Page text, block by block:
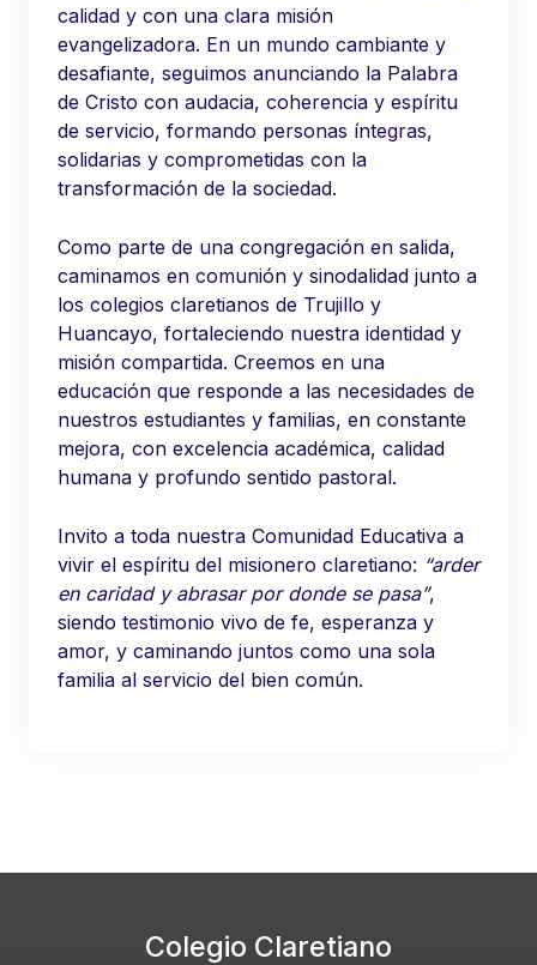
calidad y con una clara misión
evangelizadora. En un mundo cambiante y
desafiante, seguimos anunciando la Palabra
de Cristo con audacia, coherencia y espíritu
de servicio, formando personas íntegras,
solidarias y comprometidas con la
transformación de la sociedad.
Como parte de una congregación en salida,
caminamos en comunión y sinodalidad junto a
los colegios claretianos de Trujillo y
Huancayo, fortaleciendo nuestra identidad y
misión compartida. Creemos en una
educación que responde a las necesidades de
nuestros estudiantes y familias, en constante
mejora, con excelencia académica, calidad
humana y profundo sentido pastoral.
Invito a toda nuestra Comunidad Educativa a
vivir el espíritu del misionero claretiano: “arder
en caridad y abrasar por donde se pasa”,
siendo testimonio vivo de fe, esperanza y
amor, y caminando juntos como una sola
familia al servicio del bien común.
Colegio Claretiano